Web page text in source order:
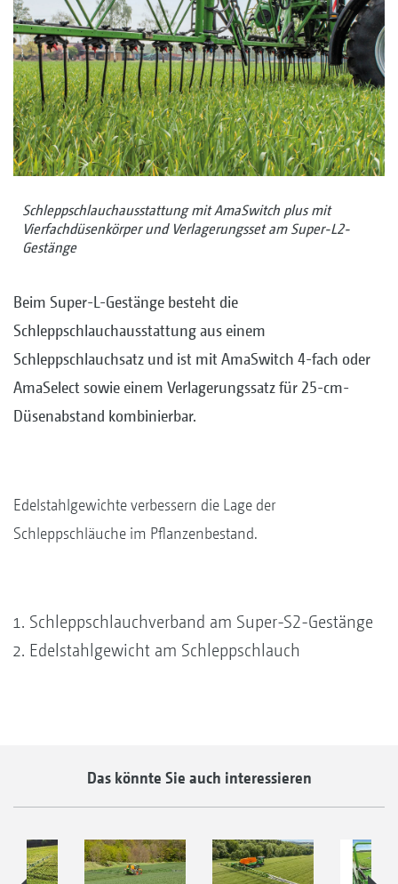
Schleppschlauchausstattung mit AmaSwitch plus mit
Vierfachdüsenkörper und Verlagerungsset am Super-L2-
Gestänge
Beim Super-L-Gestänge besteht die
Schleppschlauchausstattung aus einem
Schleppschlauchsatz und ist mit AmaSwitch 4-fach oder
AmaSelect sowie einem Verlagerungssatz für 25-cm-
Düsenabstand kombinierbar.
Edelstahlgewichte verbessern die Lage der
Schleppschläuche im Pflanzenbestand.
Schleppschlauchverband am Super-S2-Gestänge
Edelstahlgewicht am Schleppschlauch
Das könnte Sie auch interessieren